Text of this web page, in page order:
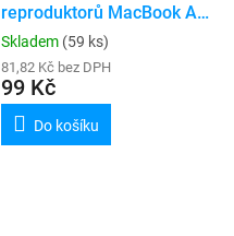
reproduktorů MacBook Air
A1932 / A2179 / A2337
Skladem (59 ks)
81,82 Kč bez DPH
99 Kč
Do košíku